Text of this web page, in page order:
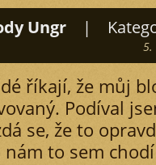
Ungr |
5.
říkají, že můj
Podíval
se, že to
nám to sem